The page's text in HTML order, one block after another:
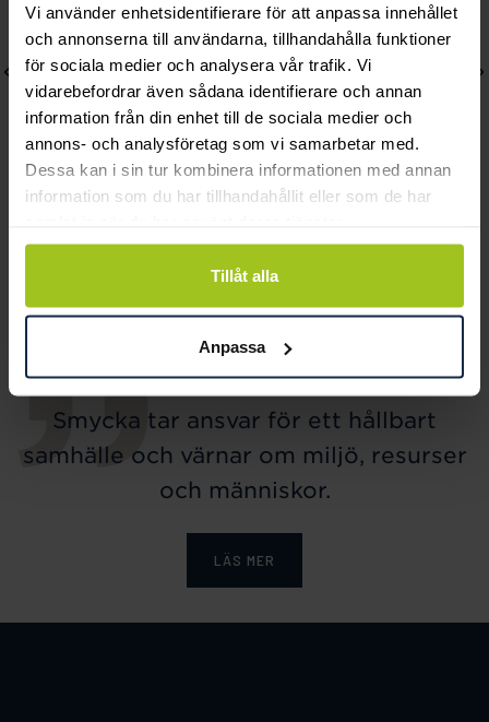
Vi använder enhetsidentifierare för att anpassa innehållet
och annonserna till användarna, tillhandahålla funktioner
för sociala medier och analysera vår trafik. Vi
vidarebefordrar även sådana identifierare och annan
information från din enhet till de sociala medier och
annons- och analysföretag som vi samarbetar med.
Dessa kan i sin tur kombinera informationen med annan
information som du har tillhandahållit eller som de har
Tillåt alla
Anpassa
Plain Heart halsband
Pris
560 kr
Smycka tar ansvar för ett hållbart
samhälle och värnar om miljö, resurser
och människor.
LÄS MER